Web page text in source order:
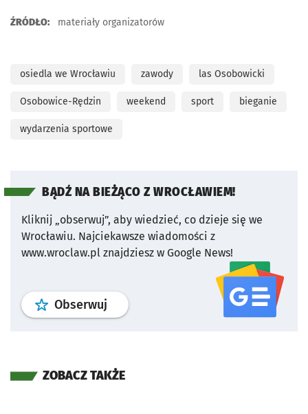
ŹRÓDŁO: materiały organizatorów
osiedla we Wrocławiu zawody las Osobowicki
Osobowice-Rędzin weekend sport bieganie
wydarzenia sportowe
BĄDŹ NA BIEŻĄCO Z WROCŁAWIEM!
Kliknij „obserwuj”, aby wiedzieć, co dzieje się we
Wrocławiu. Najciekawsze wiadomości z
www.wroclaw.pl znajdziesz w Google News!
Obserwuj profil serwisu
ZOBACZ TAKŻE